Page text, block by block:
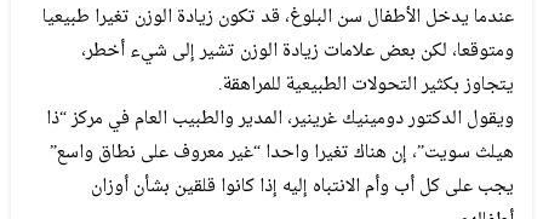
عندما يدخل الأطفال سن البلوغ، قد تكون زيادة الوزن تغيرا طبيعيا
ومتوقعا، لكن بعض علامات زيادة الوزن تشير إلى شيء أخطر،
يتجاوز بكثير التحولات الطبيعية للمراهقة.
ويقول الدكتور دومينيك غرينير، المدير والطبيب العام في مركز “ذا
هيلث سويت”، إن هناك تغيرا واحدا “غير معروف على نطاق واسع”
يجب على كل أب وأم الانتباه إليه إذا كانوا قلقين بشأن أوزان